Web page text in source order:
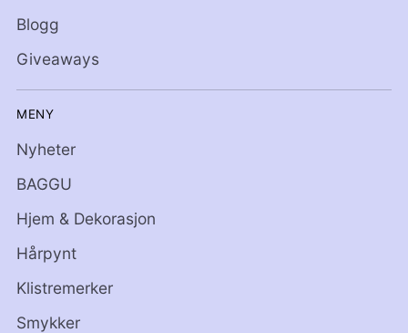
Blogg
Giveaways
MENY
Nyheter
BAGGU
Hjem & Dekorasjon
Hårpynt
Klistremerker
Smykker